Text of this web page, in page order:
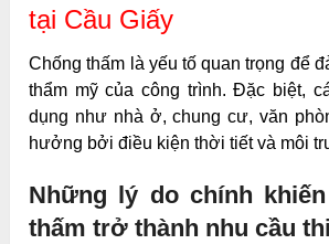
tại Cầu Giấy
Chống thấm là yếu tố quan trọng để
thẩm mỹ của công trình. Đặc biệt,
dụng như nhà ở, chung cư, văn
hưởng bởi điều kiện thời tiết và môi
Những lý do chính
thấm trở thành nhu cầu